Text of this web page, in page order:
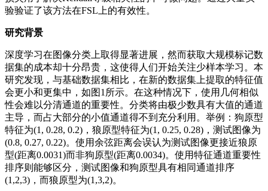
验验证了该方法在FSL上的有效性。
研究背景
深度学习在图像分类上取得显著进展，然而获取大规模标记数
据集的成本却十分昂贵，这使得人们开始关注少样本学习。本
研究发现，与基础数据集相比，在新的数据集上提取的特征值
会更小和更集中，如图1所示。在这种情况下，使用几何相似
性会难以分清通道的重要性。分类将由极少数具有大值的通道
主导，而占大部分的小值通道得不到充分利用。举例：狗原型
特征为(1, 0.28, 0.2)，狼原型特征为(1, 0.25, 0.28)，测试图像为
(0.8, 0.27, 0.22)。使用余弦距离会误认为测试图像更接近狼原
型(距离0.0031)而非狗原型(距离0.0034)。使用特征通道重要性
排序则能够区分，测试图像和狗原型具有相同通道排序
(1,2,3)，而狼原型为(1,3,2)。